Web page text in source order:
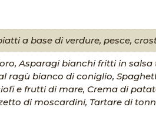
a base di verdure, pesce,
Asparagi bianchi fritti in
ragù bianco di coniglio,
e frutti di mare, Crema di
di moscardini, Tartare di